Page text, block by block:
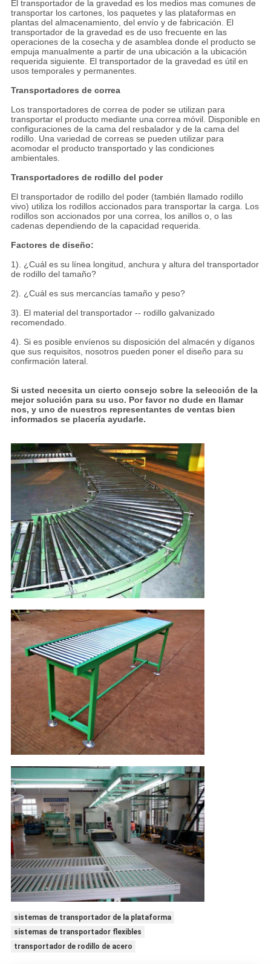
El transportador de la gravedad es los medios mas comunes de
transportar los cartones, los paquetes y las plataformas en
plantas del almacenamiento, del envío y de fabricación. El
transportador de la gravedad es de uso frecuente en las
operaciones de la cosecha y de asamblea donde el producto se
empuja manualmente a partir de una ubicación a la ubicación
requerida siguiente. El transportador de la gravedad es útil en
usos temporales y permanentes.
Transportadores de correa
Los transportadores de correa de poder se utilizan para
transportar el producto mediante una correa móvil. Disponible en
configuraciones de la cama del resbalador y de la cama del
rodillo. Una variedad de correas se pueden utilizar para
acomodar el producto transportado y las condiciones
ambientales.
Transportadores de rodillo del poder
El transportador de rodillo del poder (también llamado rodillo
vivo) utiliza los rodillos accionados para transportar la carga. Los
rodillos son accionados por una correa, los anillos o, o las
cadenas dependiendo de la capacidad requerida.
Factores de diseño:
1). ¿Cuál es su línea longitud, anchura y altura del transportador
de rodillo del tamaño?
2). ¿Cuál es sus mercancías tamaño y peso?
3). El material del transportador -- rodillo galvanizado
recomendado.
4). Si es posible envíenos su disposición del almacén y díganos
que sus requisitos, nosotros pueden poner el diseño para su
confirmación lateral.
Si usted necesita un cierto consejo sobre la selección de la
mejor solución para su uso. Por favor no dude en llamar
nos, y uno de nuestros representantes de ventas bien
informados se placería ayudarle.
sistemas de transportador de la plataforma
sistemas de transportador flexibles
transportador de rodillo de acero